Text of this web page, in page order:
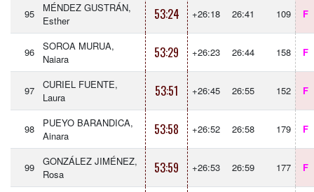
95
MÉNDEZ GUSTRÁN,
Esther
53:24 +26:18 26:41 109 F
96
SOROA MURUA,
Naiara
53:29 +26:23 26:44 158 F
97
CURIEL FUENTE,
Laura
53:51 +26:45 26:55 152 F
98
PUEYO BARANDICA,
Ainara
53:58 +26:52 26:58 179 F
99
GONZÁLEZ JIMÉNEZ,
Rosa
53:59 +26:53 26:59 177 F